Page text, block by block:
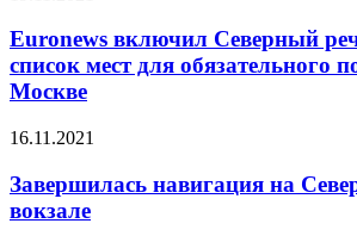
Euronews включил Северный
список мест для обязательного
Москве
16.11.2021
Завершилась навигация на
вокзале